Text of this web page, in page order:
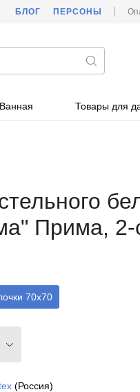
БЛОГ ПЕРСОНЫ
Ванная Товары для
Прима, 2-
70x70
(Россия)